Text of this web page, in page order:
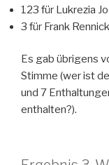
123 für Lukrezia
3 für Frank
Es gab übrigens
Stimme (wer ist
und 7
enthalten?).